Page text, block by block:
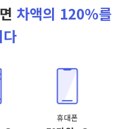
차액의 120%를
휴대폰